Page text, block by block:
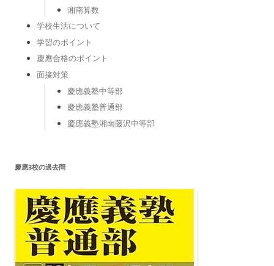
湘南算数
学校生活について
学習のポイント
慶應合格のポイント
面接対策
慶應義塾中等部
慶應義塾普通部
慶應義塾湘南藤沢中等部
慶應3校の過去問